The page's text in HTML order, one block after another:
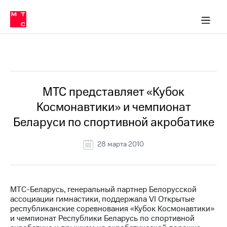
Медиа-центр
и акционерам
Устойчивое развитие
Комплаенс и деловая этика
компании
Карьера
История
компании
Руководство
информация
Контакты
Медиа-центр
Пресс-
релизы
в МТС
Пресс-
релизы
МТС
о технологиях
МТС представляет «Кубок
Космонавтики» и чемпионат
Беларуси по спортивной акробатике
28 марта 2010
МТС-Беларусь, генеральный партнер Белорусской
ассоциации гимнастики, поддержала VI Открытые
республиканские соревнования «Кубок Космонавтики»
и чемпионат Республики Беларусь по спортивной